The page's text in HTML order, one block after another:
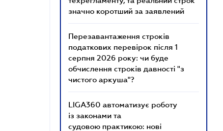
значно коротший за заявлений
Перезавантаження строків
податкових перевірок після 1
серпня 2026 року: чи буде
обчислення строків давності "з
чистого аркуша"?
LIGA360 автоматизує роботу
із законами та
судовою практикою: нові